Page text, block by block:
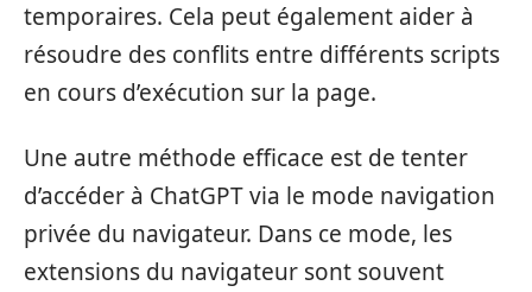
temporaires. Cela peut également aider à
résoudre des conflits entre différents scripts
en cours d’exécution sur la page.
Une autre méthode efficace est de tenter
d’accéder à ChatGPT via le mode navigation
privée du navigateur. Dans ce mode, les
extensions du navigateur sont souvent